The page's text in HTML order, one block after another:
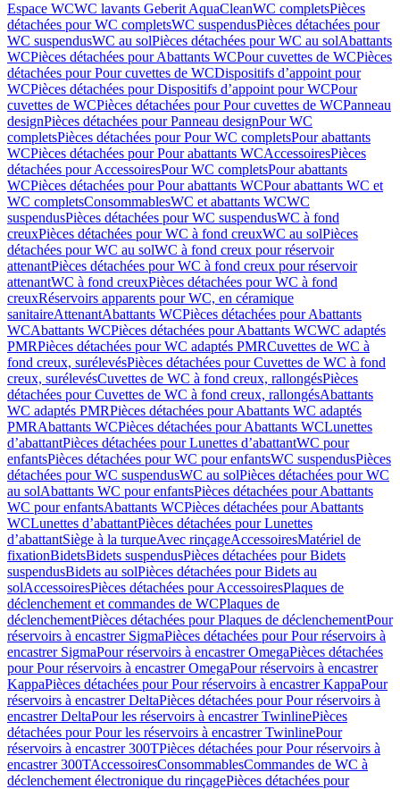
Espace WCWC lavants Geberit AquaCleanWC completsPièces
détachées pour WC completsWC suspendusPièces détachées pour
WC suspendusWC au solPièces détachées pour WC au solAbattants
WCPièces détachées pour Abattants WCPour cuvettes de WCPièces
détachées pour Pour cuvettes de WCDispositifs d’appoint pour
WCPièces détachées pour Dispositifs d’appoint pour WCPour
cuvettes de WCPièces détachées pour Pour cuvettes de WCPanneau
designPièces détachées pour Panneau designPour WC
completsPièces détachées pour Pour WC completsPour abattants
WCPièces détachées pour Pour abattants WCAccessoiresPièces
détachées pour AccessoiresPour WC completsPour abattants
WCPièces détachées pour Pour abattants WCPour abattants WC et
WC completsConsommablesWC et abattants WCWC
suspendusPièces détachées pour WC suspendusWC à fond
creuxPièces détachées pour WC à fond creuxWC au solPièces
détachées pour WC au solWC à fond creux pour réservoir
attenantPièces détachées pour WC à fond creux pour réservoir
attenantWC à fond creuxPièces détachées pour WC à fond
creuxRéservoirs apparents pour WC, en céramique
sanitaireAttenantAbattants WCPièces détachées pour Abattants
WCAbattants WCPièces détachées pour Abattants WCWC adaptés
PMRPièces détachées pour WC adaptés PMRCuvettes de WC à
fond creux, surélevésPièces détachées pour Cuvettes de WC à fond
creux, surélevésCuvettes de WC à fond creux, rallongésPièces
détachées pour Cuvettes de WC à fond creux, rallongésAbattants
WC adaptés PMRPièces détachées pour Abattants WC adaptés
PMRAbattants WCPièces détachées pour Abattants WCLunettes
d’abattantPièces détachées pour Lunettes d’abattantWC pour
enfantsPièces détachées pour WC pour enfantsWC suspendusPièces
détachées pour WC suspendusWC au solPièces détachées pour WC
au solAbattants WC pour enfantsPièces détachées pour Abattants
WC pour enfantsAbattants WCPièces détachées pour Abattants
WCLunettes d’abattantPièces détachées pour Lunettes
d’abattantSiège à la turqueAvec rinçageAccessoiresMatériel de
fixationBidetsBidets suspendusPièces détachées pour Bidets
suspendusBidets au solPièces détachées pour Bidets au
solAccessoiresPièces détachées pour AccessoiresPlaques de
déclenchement et commandes de WCPlaques de
déclenchementPièces détachées pour Plaques de déclenchementPour
réservoirs à encastrer SigmaPièces détachées pour Pour réservoirs à
encastrer SigmaPour réservoirs à encastrer OmegaPièces détachées
pour Pour réservoirs à encastrer OmegaPour réservoirs à encastrer
KappaPièces détachées pour Pour réservoirs à encastrer KappaPour
réservoirs à encastrer DeltaPièces détachées pour Pour réservoirs à
encastrer DeltaPour les réservoirs à encastrer TwinlinePièces
détachées pour Pour les réservoirs à encastrer TwinlinePour
réservoirs à encastrer 300TPièces détachées pour Pour réservoirs à
encastrer 300TAccessoiresConsommablesCommandes de WC à
déclenchement électronique du rinçagePièces détachées pour